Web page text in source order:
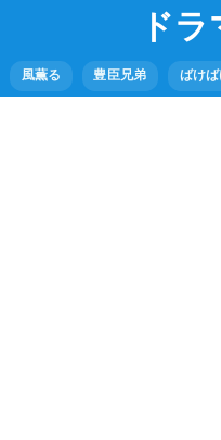
ド
風薫る 豊臣兄弟 ばけば